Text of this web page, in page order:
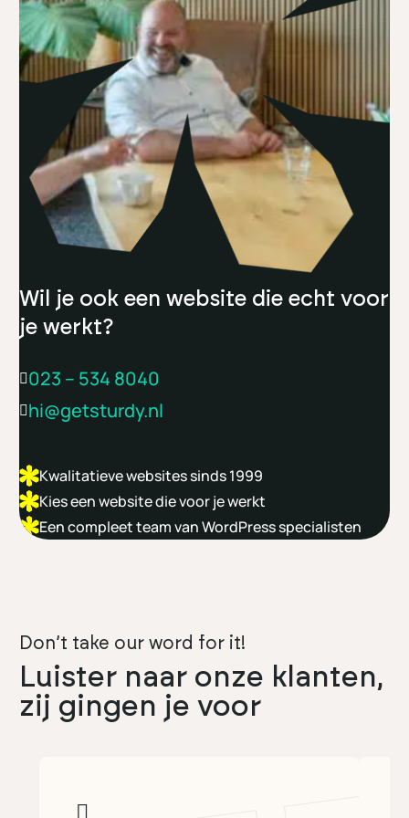
Wil je ook een website die echt voor
je werkt?
023 – 534 8040
hi@getsturdy.nl
Kwalitatieve websites sinds 1999
Kies een website die voor je werkt
Een compleet team van WordPress specialisten
Don’t take our word for it!
Luister naar onze klanten,
zij gingen je voor